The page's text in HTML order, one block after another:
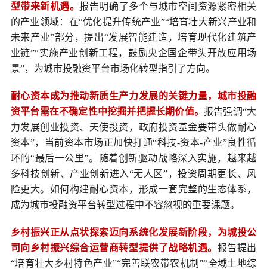
型带来新机遇。报告明确了多个与城市空间资源紧密相关
的产业领域：在“优化提升传统产业”“培育壮大新兴产业和
未来产业”部分，提出“发展智能建造，培育现代化建筑产
业链”“实施产业创新工程，鼓励央企国企带头开放应用场
景”，为城市投融资平台市场化转型指引了方向。
耐心资本成为推动新质生产力发展的关键力量，城市投融
资平台需在不确定性中挖掘并把握长期价值。报告强调“大
力发展创业投资、天使投资，政府投资基金要带头做耐心
资本”，当前资本市场正加快打通“科技-资本-产业”良性循
环的“最后一公里”。随着创新驱动战略深入实施，越来越
多科技创新、产业创新进入“无人区”，投资周期更长、风
险更大。如何构建耐心资本，形成一套完整的生态体系，
成为城市投融资平台转型过程中不容忽视的重要课题。
乡村振兴正从点状探索迈向系统化发展新阶段，为城投公
司向乡村振兴综合运营商转型提供了战略机遇。 报告提出
“培育壮大乡村特色产业”“完善联农带农机制”“全域土地综